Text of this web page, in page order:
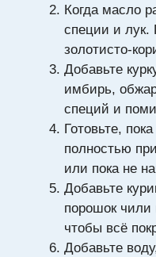
Когда масло
специи и лук.
золотисто-
Добавьте
имбирь,
специй и
Готовьте,
полностью
или пока не
Добавьте
порошок
чтобы всё
Добавьте